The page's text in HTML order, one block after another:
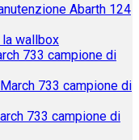
Abarth 124
wallbox
733 campione di
733 campione di
733 campione di